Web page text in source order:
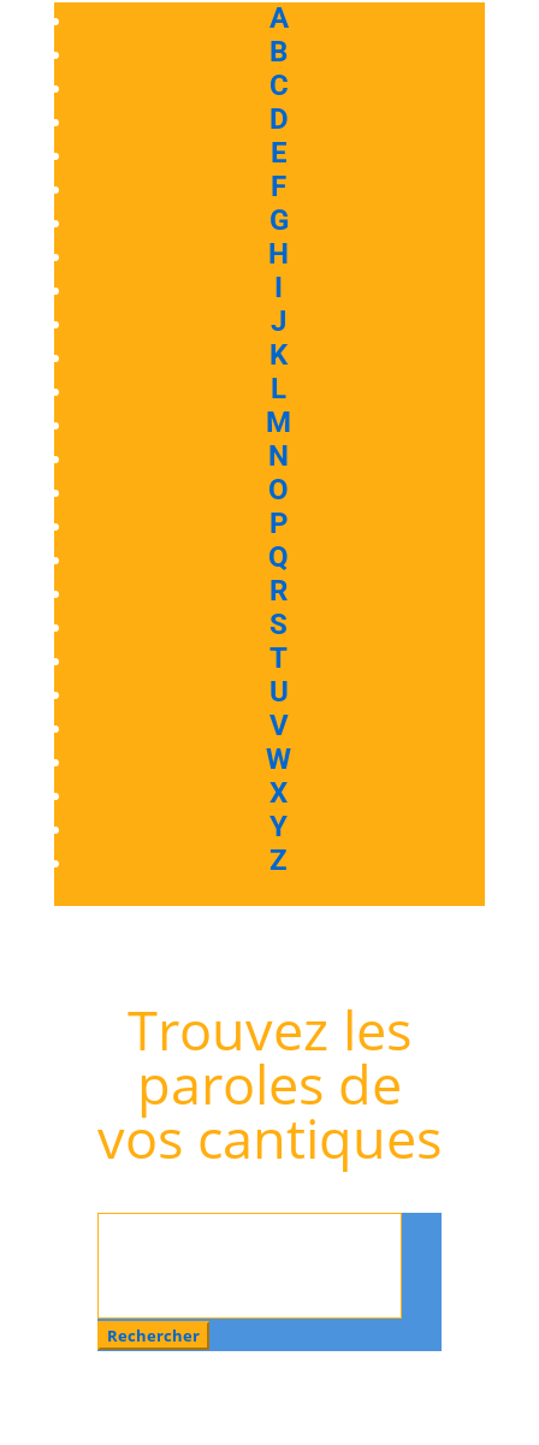
A
B
C
D
E
F
G
H
I
J
K
L
M
N
O
P
Q
R
S
T
U
V
W
X
Y
Z
Trouvez les
paroles de
vos cantiques